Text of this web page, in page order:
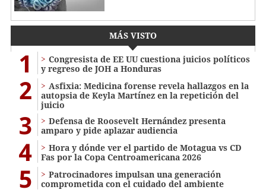
MÁS VISTO
1
Congresista de EE UU cuestiona juicios políticos
y regreso de JOH a Honduras
2
Asfixia: Medicina forense revela hallazgos en la
autopsia de Keyla Martínez en la repetición del
juicio
3
Defensa de Roosevelt Hernández presenta
amparo y pide aplazar audiencia
4
Hora y dónde ver el partido de Motagua vs CD
Fas por la Copa Centroamericana 2026
5
Patrocinadores impulsan una generación
comprometida con el cuidado del ambiente